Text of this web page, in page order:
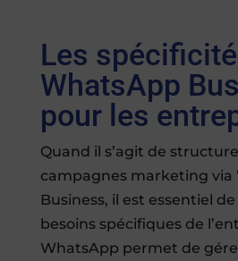
Les
WhatsApp
pour les
Quand il s’agit de
campagnes marketing via
Business, il est essentiel
besoins spécifiques de
WhatsApp permet de